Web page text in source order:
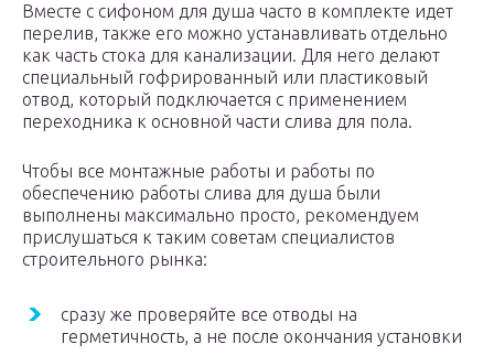
Вместе с сифоном для душа часто в комплекте идет
перелив, также его можно устанавливать отдельно
как часть стока для канализации. Для него делают
специальный гофрированный или пластиковый
отвод, который подключается с применением
переходника к основной части слива для пола.
Чтобы все монтажные работы и работы по
обеспечению работы слива для душа были
выполнены максимально просто, рекомендуем
прислушаться к таким советам специалистов
строительного рынка:
сразу же проверяйте все отводы на
герметичность, а не после окончания установки